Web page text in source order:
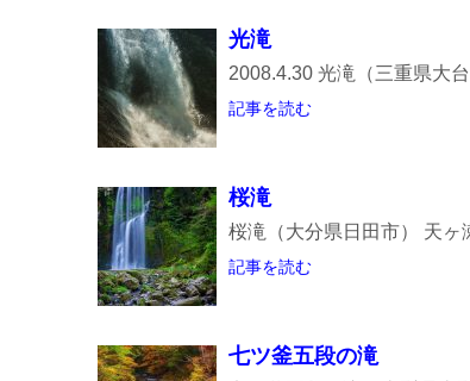
光滝
2008.4.30 光滝（三重県大台
記事を読む
桜滝
桜滝（大分県日田市） 天ヶ
記事を読む
七ツ釜五段の滝